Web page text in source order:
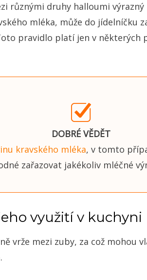
různými druhy halloumi
mléka, může do jídelníčku
pravidlo platí jen v některých
DOBRÉ VĚDĚT
kravského mléka, v tomto
zařazovat jakékoliv mléčné
využití v kuchyni
vrže mezi zuby, za což mohou